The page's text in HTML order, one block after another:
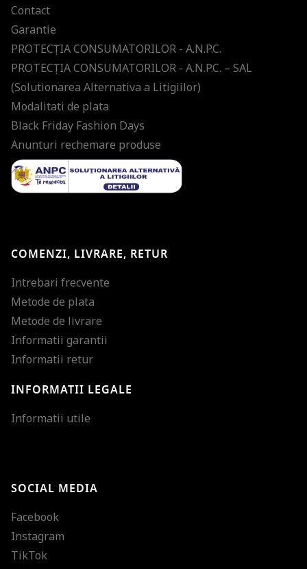
Contact
Garantie
PROTECŢIA CONSUMATORILOR - A.N.P.C.
PROTECŢIA CONSUMATORILOR - A.N.P.C. – SAL
(Solutionarea Alternativa a Litigiilor)
Modalitati de plata
Black Friday Fashion Days
Anunturi rechemare produse
COMENZI, LIVRARE, RETUR
Intrebari frecvente
Metode de plata
Metode de livrare
Informatii garantii
Informatii retur
INFORMATII LEGALE
Informatii utile
SOCIAL MEDIA
Facebook
Instagram
TikTok